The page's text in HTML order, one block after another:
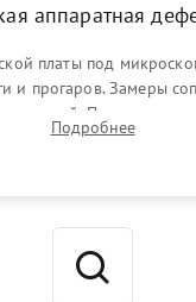
аппаратная
платы под
и прогаров. Замеры
Проверка
процессора и
Подробнее